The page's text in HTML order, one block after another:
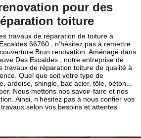
pour vos fuites de
services de qualité aux particuliers et aux
de vos travaux de fuite de toiture dans la
Des Escaldes 66760. Nous pouvons
de notre équipe d’artisans couvreurs,
son rôle, sera aux normes : étanche,
plus de signe de défaillance durant
pour s’occuper de vos travaux de fuite de
Des Escaldes n’hésitez pas à faire
Brun renovation ; nous saurons vous